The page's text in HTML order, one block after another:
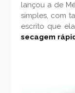
lançou a de
simples, com
escrito que
secagem